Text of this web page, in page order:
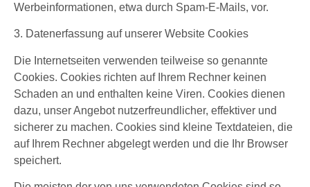
Werbeinformationen, etwa durch Spam-E-Mails, vor.
3. Datenerfassung auf unserer Website Cookies
Die Internetseiten verwenden teilweise so genannte
Cookies. Cookies richten auf Ihrem Rechner keinen
Schaden an und enthalten keine Viren. Cookies dienen
dazu, unser Angebot nutzerfreundlicher, effektiver und
sicherer zu machen. Cookies sind kleine Textdateien, die
auf Ihrem Rechner abgelegt werden und die Ihr Browser
speichert.